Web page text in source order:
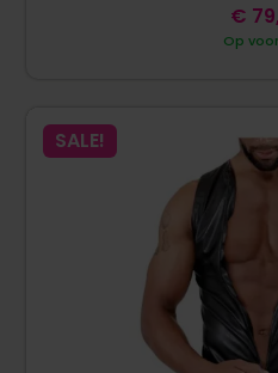
Op
€
SALE!